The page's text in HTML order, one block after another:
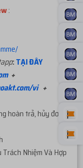
:
:TẠI ĐÂY
+
vi+
hoàn trả, hủy đơn
Nhiệm Và Hợp